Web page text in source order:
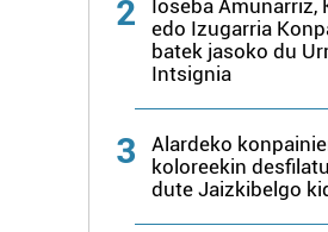
2
Ioseba Amunarriz,
edo Izugarria
batek jasoko du
Intsignia
3
Alardeko
koloreekin
dute Jaizkibelgo